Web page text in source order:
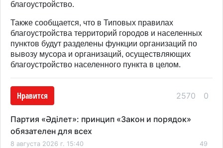
благоустройство.
Также сообщается, что в Типовых правилах
благоустройства территорий городов и населенных
пунктов будут разделены функции организаций по
вывозу мусора и организаций, осуществляющих
благоустройство населенного пункта в целом.
Нравится 2570 0
Партия «Әділет»: принцип «Закон и порядок»
обязателен для всех
8 августа 2026 г. 15:40 49